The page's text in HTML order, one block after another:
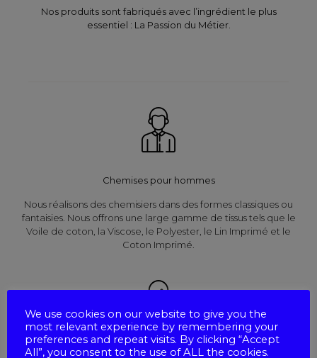
Nos produits sont fabriqués avec l’ingrédient le plus
essentiel : La Passion du Métier.
Chemises pour hommes
Nous réalisons des chemisiers dans des formes classiques ou
fantaisies. Nous offrons une large gamme de tissus tels que le
Voile de coton, la Viscose, le Polyester, le Lin Imprimé et le
Coton Imprimé.
Chemises pour femmes
We use cookies on our website to give you the
most relevant experience by remembering your
preferences and repeat visits. By clicking “Accept
All”, you consent to the use of ALL the cookies.